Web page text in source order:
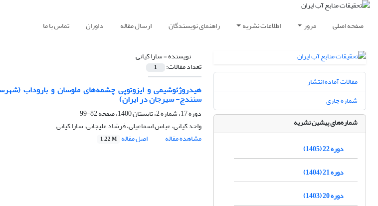
صفحه اصلی مرور اطلاعات نشریه راهنمای نویسندگان ارسال مقاله داوران تماس با ما
نویسنده =سارا کیانی
تعداد مقالات: 1
هیدروژئوشیمی و ایزوتوپی چشمه‌های ملوسان و باروداب
سنندج- سیرجان در ایران)
دوره 17، شماره 2، تابستان 1400، صفحه
82-99
واحد کیانی، عباس اسماعیلی، فرشاد علیجانی، سارا کیانی
مشاهده مقاله
اصل مقاله 1.22 M
مقالات آماده انتشار
شماره جاری
شماره‌های پیشین نشریه
دوره 22 (1405)
دوره 21 (1404)
دوره 20 (1403)